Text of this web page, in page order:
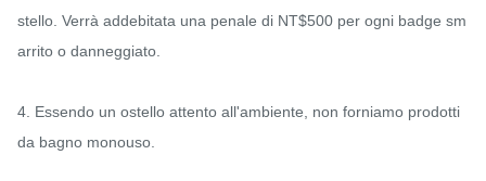
stello. Verrà addebitata una penale di NT$500 per ogni badge sm
arrito o danneggiato.
4. Essendo un ostello attento all'ambiente, non forniamo prodotti
da bagno monouso.